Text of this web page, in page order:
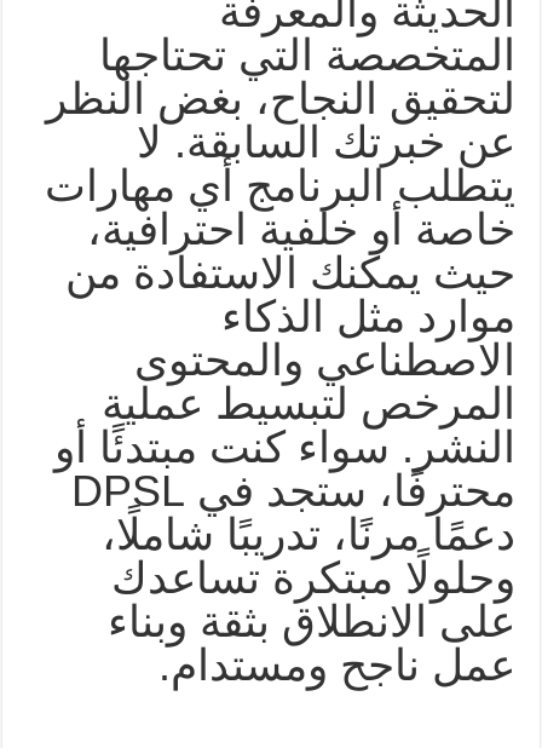
الحديثة والمعرفة
المتخصصة التي تحتاجها
لتحقيق النجاح، بغض النظر
عن خبرتك السابقة. لا
يتطلب البرنامج أي مهارات
خاصة أو خلفية احترافية،
حيث يمكنك الاستفادة من
موارد مثل الذكاء
الاصطناعي والمحتوى
المرخص لتبسيط عملية
النشر. سواء كنت مبتدئًا أو
محترفًا، ستجد في DPSL
دعمًا مرنًا، تدريبًا شاملًا،
وحلولًا مبتكرة تساعدك
على الانطلاق بثقة وبناء
عمل ناجح ومستدام.